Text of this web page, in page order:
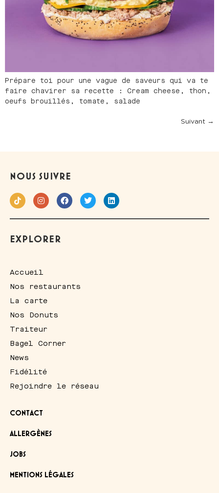
Prépare toi pour une vague de saveurs qui va te
faire chavirer sa recette : Cream cheese, thon,
oeufs brouillés, tomate, salade
Suivant →
NOUS SUIVRE
EXPLORER
Accueil
Nos restaurants
La carte
Nos Donuts
Traiteur
Bagel Corner
News
Fidélité
Rejoindre le réseau
CONTACT
ALLERGÈNES
JOBS
MENTIONS LÉGALES